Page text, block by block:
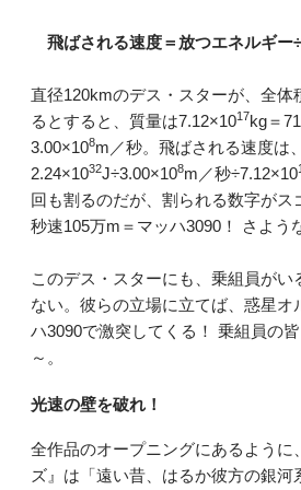
飛ばされる速度＝放つエネルギー
直径120kmのデス・スターが、全体
るとすると、質量は7.12×1017kg＝
3.00×108m／秒。飛ばされる速度は、
2.24×1032J÷3.00×108m／秒÷7.12×10
回も割るのだが、割られる数字がス
秒速105万m＝マッハ3090！ さよう
このデス・スターにも、乗組員がい
ない。彼らの立場に立てば、惑星オ
ハ3090で激突してくる！ 乗組員の
～。
光速の壁を破れ！
全作品のオープニングにあるように
ズ』は「遠い昔、はるか彼方の銀河